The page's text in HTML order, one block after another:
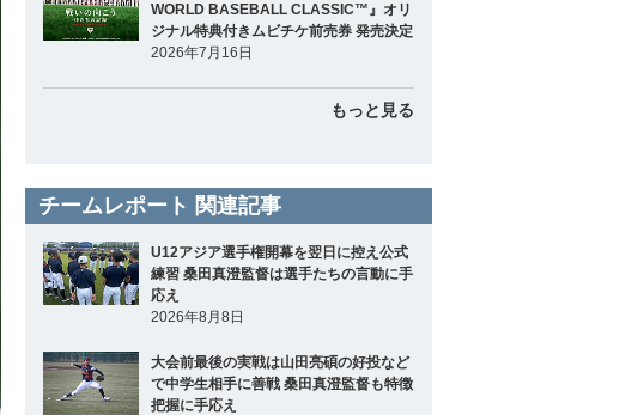
WORLD BASEBALL CLASSIC™』オリ
ジナル特典付きムビチケ前売券 発売決定
2026年7月16日
もっと見る
チームレポート 関連記事
U12アジア選手権開幕を翌日に控え公式
練習 桑田真澄監督は選手たちの言動に手
応え
2026年8月8日
大会前最後の実戦は山田亮碩の好投など
で中学生相手に善戦 桑田真澄監督も特徴
把握に手応え